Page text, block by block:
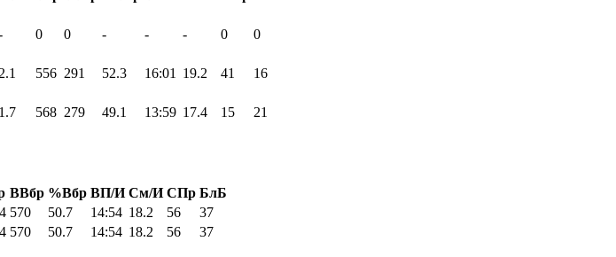
0 0 - - - 0
0
2.1 556 291 52.3 16:01 19.2 41
16
1.7 568 279 49.1 13:59 17.4 15 21
ВВбр %Вбр ВП/И См/И СПр БлБ
570 50.7 14:54 18.2 56
37
570 50.7 14:54 18.2 56
37